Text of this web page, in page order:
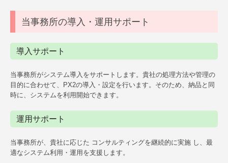
当事務所の導入・運用サポート
導入サポート
当事務所がシステム導入をサポートします。貴社の処理方法や管理の
目的に合わせて、PX2の導入・設定を行います。そのため、納品と同
時に、システムを利用開始できます。
運用サポート
当事務所が、貴社に応じた コンサルティングを継続的に実施 し、最
適なシステム利用・運用を支援します。